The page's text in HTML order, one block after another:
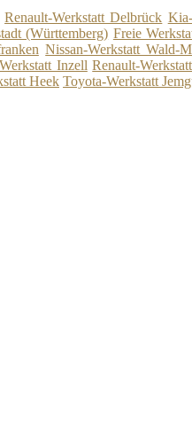
Renault-Werkstatt Delbrück
(Württemberg) Freie
Nissan-Werkstatt Wald-
Inzell Renault-
Heek Toyota-Werkstatt